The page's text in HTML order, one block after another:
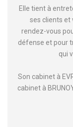
Elle tient à
ses clients et
rendez-vous
défense et pour
qui
Son cabinet à
cabinet à